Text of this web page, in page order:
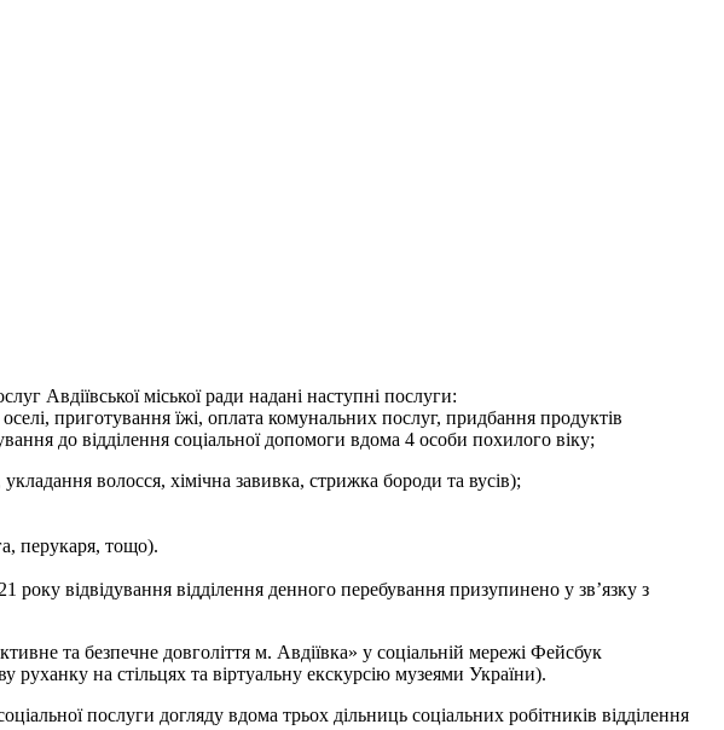
Авдіївської міської ради надані наступні послуги:
приготування їжі, оплата комунальних послуг, придбання продуктів
до відділення соціальної допомоги вдома 4 особи похилого віку;
волосся, хімічна завивка, стрижка бороди та вусів);
перукаря, тощо).
відвідування відділення денного перебування призупинено у зв’язку з
та безпечне довголіття м. Авдіївка» у соціальній мережі Фейсбук
руханку на стільцях та віртуальну екскурсію музеями України).
послуги догляду вдома трьох дільниць соціальних робітників відділення